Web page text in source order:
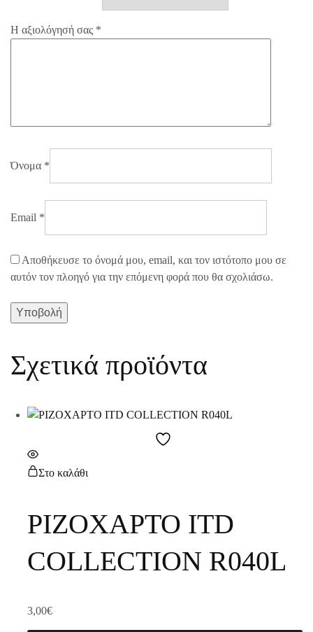
Η αξιολόγησή σας *
Όνομα *
Email *
Αποθήκευσε το όνομά μου, email, και τον ιστότοπο μου σε
αυτόν τον πλοηγό για την επόμενη φορά που θα σχολιάσω.
Σχετικά προϊόντα
Στο καλάθι
ΡΙΖΟΧΑΡΤΟ ITD
COLLECTION R040L
3,00€